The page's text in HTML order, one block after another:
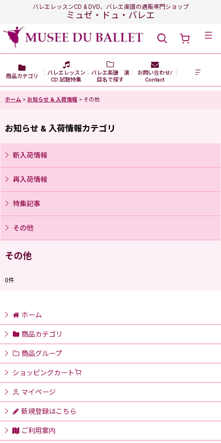
バレエレッスンCD & DVD、バレエ楽譜の通販専門ショップ
ミュゼ・ドュ・バレエ
商品カテゴリ
バレエレッスン
CD 試聴特集
バレエ楽譜 演
目名で探す
お問い合わせ/
Contact
ホーム > お知らせ & 入荷情報 > その他
その他
0件
お知らせ & 入荷情報カテゴリ
新入荷情報
再入荷情報
特集記事
その他
ホーム
商品カテゴリ
商品グループ
ショッピングカート
マイページ
新規登録はこちら
ご利用案内